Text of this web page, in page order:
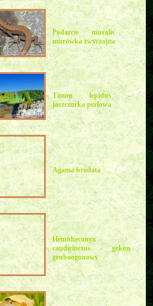
Podarcis muralis -
murówka zwyczajna
Timon lepidus -
jaszczurka perłowa
Agama brodata
Hemitheconyx
caudicinctus - gekon
gruboogonowy